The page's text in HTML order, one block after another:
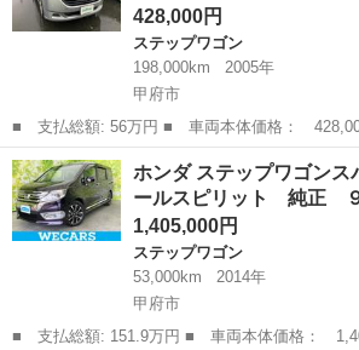
428,000円
ステップワゴン
198,000km
2005年
甲府市
■ 支払総額: 56万円 ■ 車両本体価格： 428,000 円 ■ メーカー
名： ホンダ ■ 車種名： ステップワゴン
Ｌパッケージ ■ 排気量： 2000cc ■ ドア枚
ン...
山梨 甲府市 ステップワゴン
ホンダ ステップワゴンス
ールスピリット 純正
1,405,000円
ステップワゴン
53,000km
2014年
甲府市
■ 支払総額: 151.9万円 ■ 車両本体価格： 1,405,000 円 ■ メーカ